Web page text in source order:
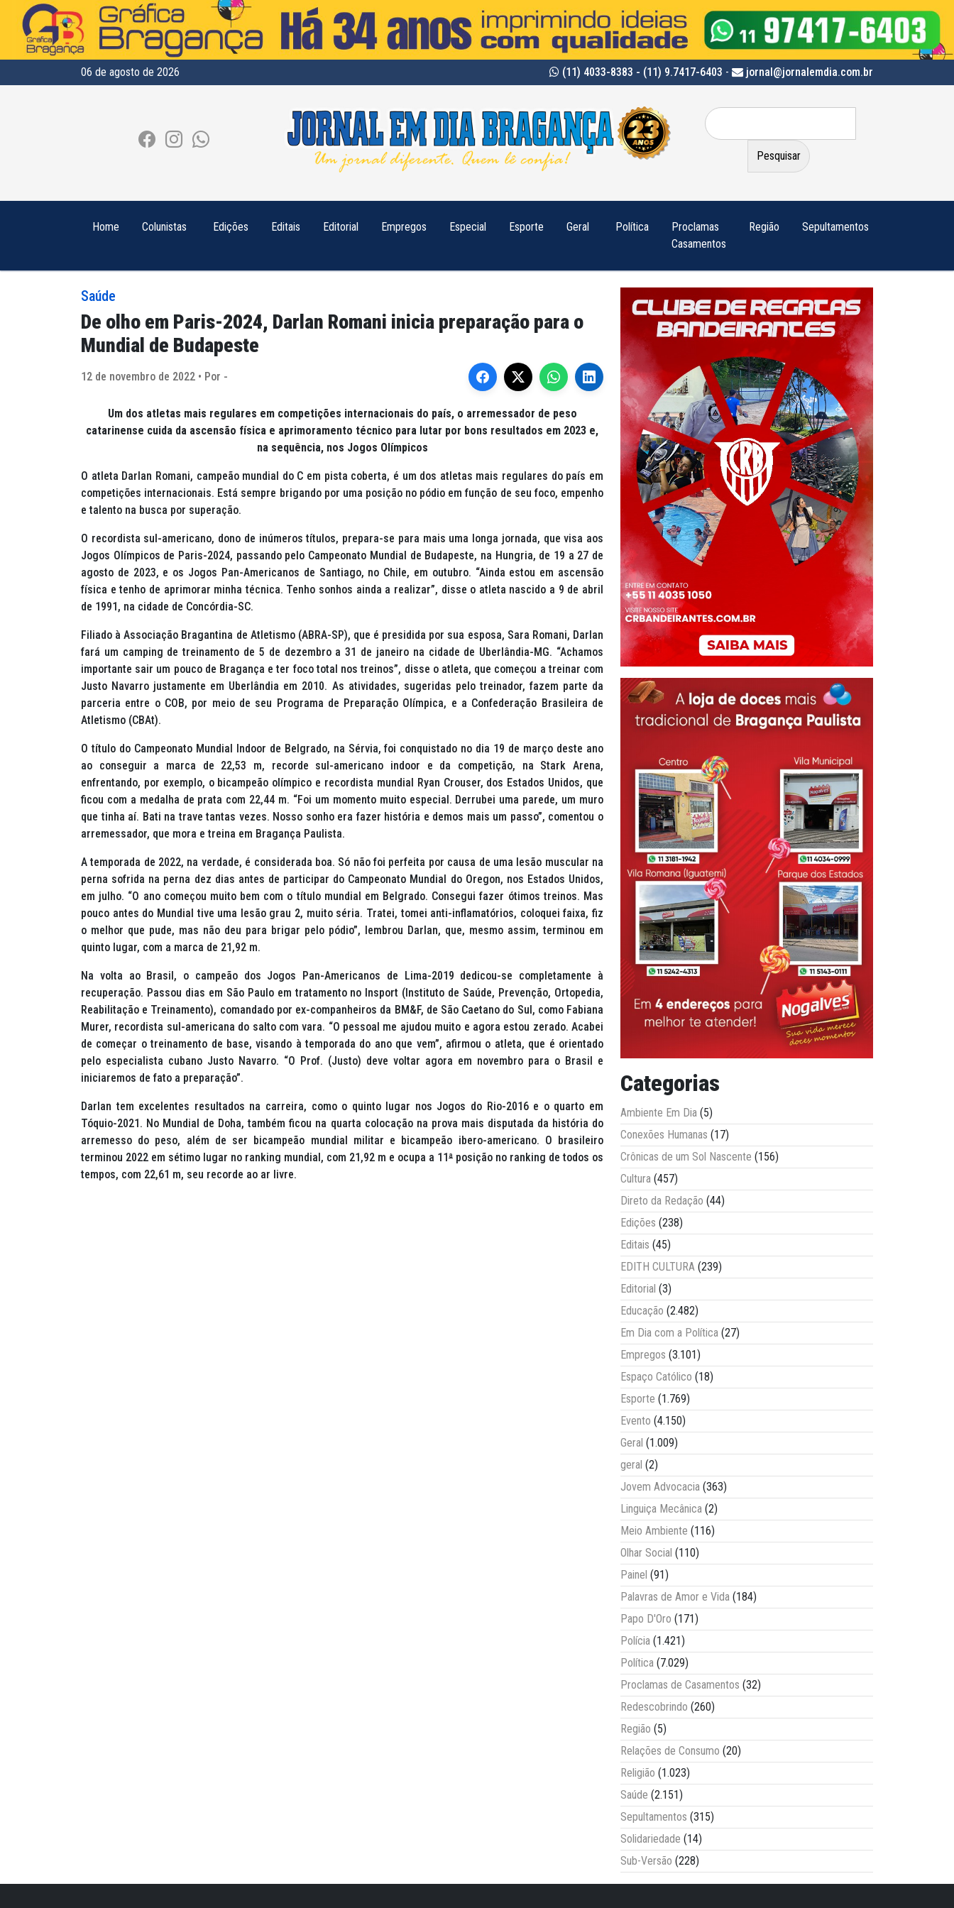
06 de agosto de 2026 (11) 4033-8383 - (11) 9.7417-6403 - jornal@jornalemdia.com.br
Pesquisar
por:
Home Colunistas Edições Editais Editorial Empregos Especial Esporte Geral Política
Proclamas
Casamentos
Região Sepultamentos
Saúde
De olho em Paris-2024, Darlan Romani inicia preparação para o
Mundial de Budapeste
12 de novembro de 2022 • Por -
Um dos atletas mais regulares em competições internacionais do país, o arremessador de peso
catarinense cuida da ascensão física e aprimoramento técnico para lutar por bons resultados em 2023 e,
na sequência, nos Jogos Olímpicos
O atleta Darlan Romani, campeão mundial do C em pista coberta, é um dos atletas mais regulares do país em
competições internacionais. Está sempre brigando por uma posição no pódio em função de seu foco, empenho
e talento na busca por superação.
O recordista sul-americano, dono de inúmeros títulos, prepara-se para mais uma longa jornada, que visa aos
Jogos Olímpicos de Paris-2024, passando pelo Campeonato Mundial de Budapeste, na Hungria, de 19 a 27 de
agosto de 2023, e os Jogos Pan-Americanos de Santiago, no Chile, em outubro. “Ainda estou em ascensão
física e tenho de aprimorar minha técnica. Tenho sonhos ainda a realizar”, disse o atleta nascido a 9 de abril
de 1991, na cidade de Concórdia-SC.
Filiado à Associação Bragantina de Atletismo (ABRA-SP), que é presidida por sua esposa, Sara Romani, Darlan
fará um camping de treinamento de 5 de dezembro a 31 de janeiro na cidade de Uberlândia-MG. “Achamos
importante sair um pouco de Bragança e ter foco total nos treinos”, disse o atleta, que começou a treinar com
Justo Navarro justamente em Uberlândia em 2010. As atividades, sugeridas pelo treinador, fazem parte da
parceria entre o COB, por meio de seu Programa de Preparação Olímpica, e a Confederação Brasileira de
Atletismo (CBAt).
O título do Campeonato Mundial Indoor de Belgrado, na Sérvia, foi conquistado no dia 19 de março deste ano
ao conseguir a marca de 22,53 m, recorde sul-americano indoor e da competição, na Stark Arena,
enfrentando, por exemplo, o bicampeão olímpico e recordista mundial Ryan Crouser, dos Estados Unidos, que
ficou com a medalha de prata com 22,44 m. “Foi um momento muito especial. Derrubei uma parede, um muro
que tinha aí. Bati na trave tantas vezes. Nosso sonho era fazer história e demos mais um passo”, comentou o
arremessador, que mora e treina em Bragança Paulista.
A temporada de 2022, na verdade, é considerada boa. Só não foi perfeita por causa de uma lesão muscular na
perna sofrida na perna dez dias antes de participar do Campeonato Mundial do Oregon, nos Estados Unidos,
em julho. “O ano começou muito bem com o título mundial em Belgrado. Consegui fazer ótimos treinos. Mas
pouco antes do Mundial tive uma lesão grau 2, muito séria. Tratei, tomei anti-inflamatórios, coloquei faixa, fiz
o melhor que pude, mas não deu para brigar pelo pódio”, lembrou Darlan, que, mesmo assim, terminou em
quinto lugar, com a marca de 21,92 m.
Na volta ao Brasil, o campeão dos Jogos Pan-Americanos de Lima-2019 dedicou-se completamente à
recuperação. Passou dias em São Paulo em tratamento no Insport (Instituto de Saúde, Prevenção, Ortopedia,
Reabilitação e Treinamento), comandado por ex-companheiros da BM&F, de São Caetano do Sul, como Fabiana
Murer, recordista sul-americana do salto com vara. “O pessoal me ajudou muito e agora estou zerado. Acabei
de começar o treinamento de base, visando à temporada do ano que vem”, afirmou o atleta, que é orientado
pelo especialista cubano Justo Navarro. “O Prof. (Justo) deve voltar agora em novembro para o Brasil e
iniciaremos de fato a preparação”.
Darlan tem excelentes resultados na carreira, como o quinto lugar nos Jogos do Rio-2016 e o quarto em
Tóquio-2021. No Mundial de Doha, também ficou na quarta colocação na prova mais disputada da história do
arremesso do peso, além de ser bicampeão mundial militar e bicampeão ibero-americano. O brasileiro
terminou 2022 em sétimo lugar no ranking mundial, com 21,92 m e ocupa a 11ª posição no ranking de todos os
tempos, com 22,61 m, seu recorde ao ar livre.
Categorias
Ambiente Em Dia (5)
Conexões Humanas (17)
Crônicas de um Sol Nascente (156)
Cultura (457)
Direto da Redação (44)
Edições (238)
Editais (45)
EDITH CULTURA (239)
Editorial (3)
Educação (2.482)
Em Dia com a Política (27)
Empregos (3.101)
Espaço Católico (18)
Esporte (1.769)
Evento (4.150)
Geral (1.009)
geral (2)
Jovem Advocacia (363)
Linguiça Mecânica (2)
Meio Ambiente (116)
Olhar Social (110)
Painel (91)
Palavras de Amor e Vida (184)
Papo D'Oro (171)
Polícia (1.421)
Política (7.029)
Proclamas de Casamentos (32)
Redescobrindo (260)
Região (5)
Relações de Consumo (20)
Religião (1.023)
Saúde (2.151)
Sepultamentos (315)
Solidariedade (14)
Sub-Versão (228)